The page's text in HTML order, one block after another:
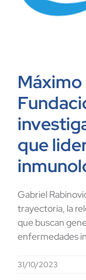
que
Gabriel
trayectoria, la
que buscan
enfermedades
31/10/2023